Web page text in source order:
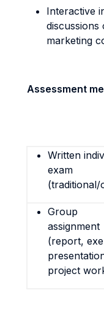
Interactive
discussions
marketing
Assessment
Written
exam
(traditional/
Group
assignment
(report,
project